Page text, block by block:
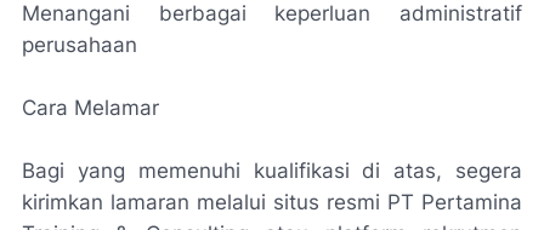
Menangani berbagai keperluan administratif
perusahaan
Cara Melamar
Bagi yang memenuhi kualifikasi di atas, segera
kirimkan lamaran melalui situs resmi PT Pertamina